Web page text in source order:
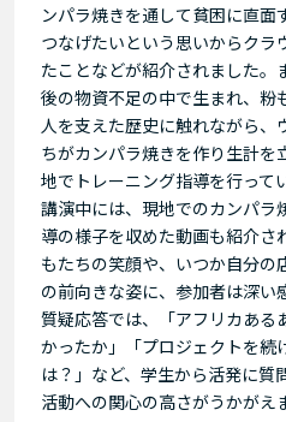
ンパラ焼きを通して貧困に直面
つなげたいという思いからクラ
たことなどが紹介されました
後の物資不足の中で生まれ、粉
人を支えた歴史に触れながら、
ちがカンパラ焼きを作り生計
地でトレーニング指導を行って
講演中には、現地でのカンパラ
導の様子を収めた動画も紹介
もたちの笑顔や、いつか自分の
の前向きな姿に、参加者は深い
質疑応答では、「アフリカある
かったか」「プロジェクトを続
は？」など、学生から活発に質
活動への関心の高さがうかがえ